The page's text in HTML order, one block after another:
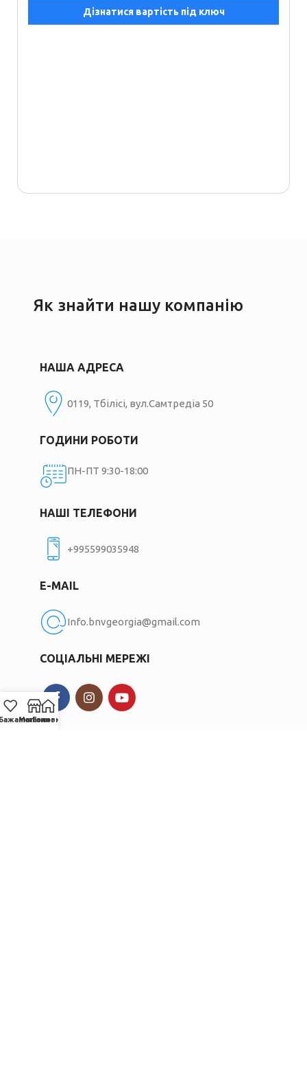
Дізнатися вартість під ключ
Як знайти нашу компанію
НАША АДРЕСА
0119, Тбілісі, вул.Самтредіа 50
ГОДИНИ РОБОТИ
ПН-ПТ 9:30-18:00
НАШІ ТЕЛЕФОНИ
+995599035948
E-MAIL
Info.bnvgeorgia@gmail.com
СОЦІАЛЬНІ МЕРЕЖІ
Магазин
Головна